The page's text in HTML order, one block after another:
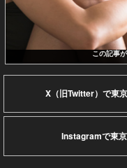
この記事
X（旧Twitter）で東
Instagramで東